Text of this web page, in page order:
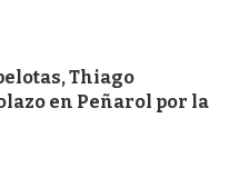
Thiago
en Peñarol por la